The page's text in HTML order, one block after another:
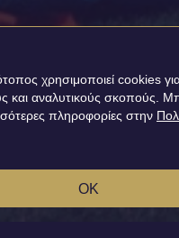
χρησιμοποιεί cookies
και αναλυτικούς σκοπούς.
πληροφορίες στην
OK